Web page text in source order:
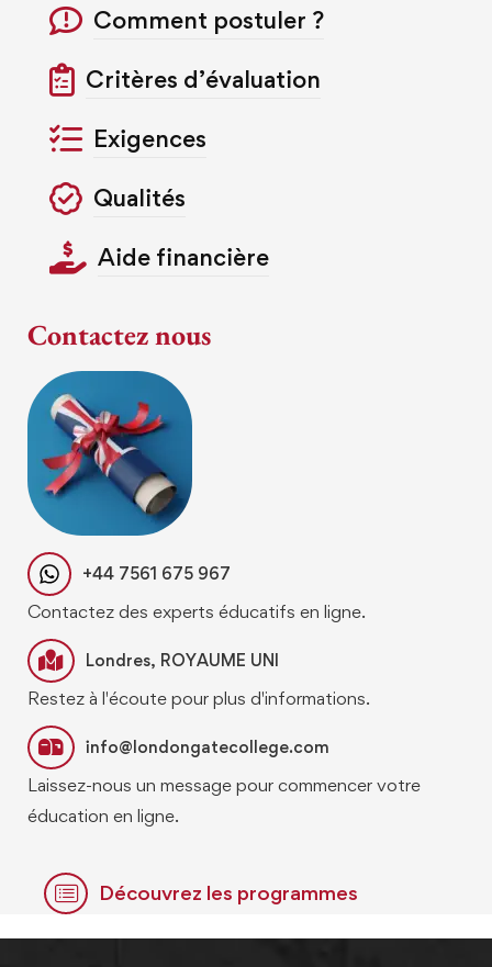
Comment postuler ?
Critères d’évaluation
Exigences
Qualités
Aide financière
Contactez nous
+44 7561 675 967
Contactez des experts éducatifs en ligne.
Londres, ROYAUME UNI
Restez à l'écoute pour plus d'informations.
info@londongatecollege.com
Laissez-nous un message pour commencer votre
éducation en ligne.
Découvrez les programmes